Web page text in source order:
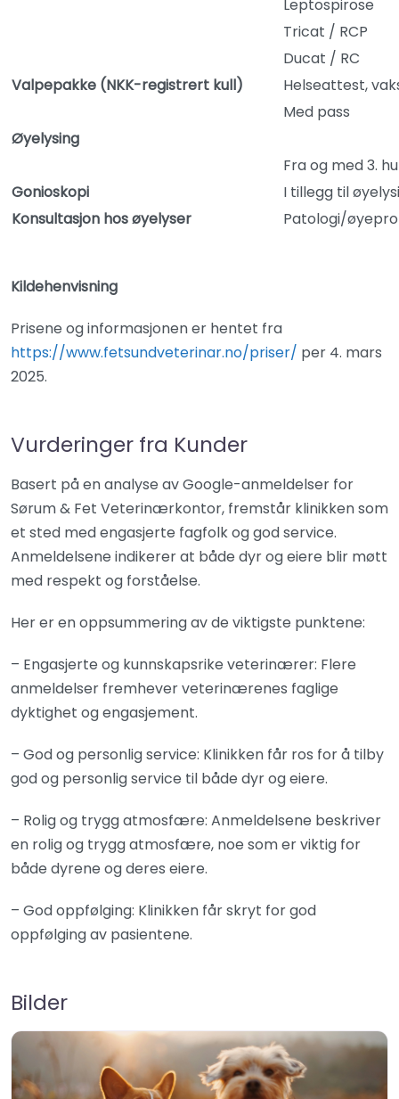
Leptospirose
Tricat / RCP
Ducat / RC
Valpepakke (NKK-registrert kull)
Helseattest,
Med pass
Øyelysing
Fra og med 3.
Gonioskopi
I tillegg til
Konsultasjon hos øyelyser
Patologi/
Kildehenvisning
Prisene og informasjonen er hentet fra
https://www.fetsundveterinar.no/priser/ per 4. mars
2025.
Vurderinger fra Kunder
Basert på en analyse av Google-anmeldelser for
Sørum & Fet Veterinærkontor, fremstår klinikken som
et sted med engasjerte fagfolk og god service.
Anmeldelsene indikerer at både dyr og eiere blir møtt
med respekt og forståelse.
Her er en oppsummering av de viktigste punktene:
– Engasjerte og kunnskapsrike veterinærer: Flere
anmeldelser fremhever veterinærenes faglige
dyktighet og engasjement.
– God og personlig service: Klinikken får ros for å tilby
god og personlig service til både dyr og eiere.
– Rolig og trygg atmosfære: Anmeldelsene beskriver
en rolig og trygg atmosfære, noe som er viktig for
både dyrene og deres eiere.
– God oppfølging: Klinikken får skryt for god
oppfølging av pasientene.
Bilder